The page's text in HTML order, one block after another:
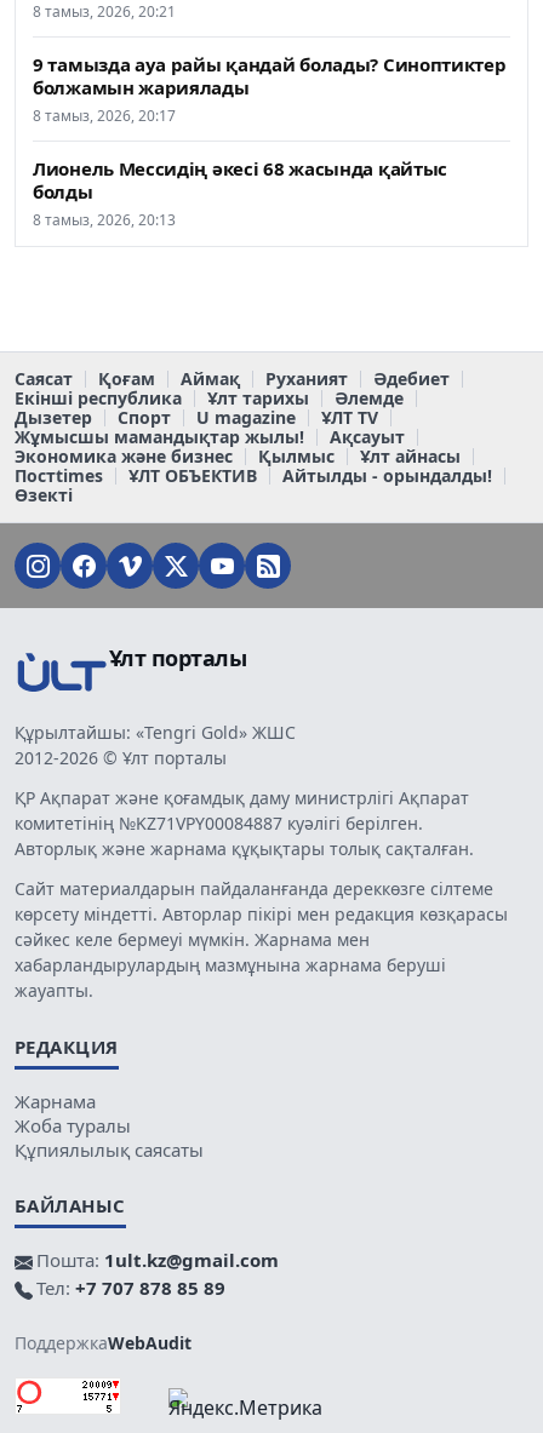
8 тамыз, 2026, 20:21
9 тамызда ауа райы қандай болады? Синоптиктер
болжамын жариялады
8 тамыз, 2026, 20:17
Лионель Мессидің әкесі 68 жасында қайтыс
болды
8 тамыз, 2026, 20:13
Саясат Қоғам Аймақ Руханият
Әдебиет
Екінші республика
Ұлт тарихы
Әлемде
Дызетер
Спорт U magazine
ҰЛТ TV
Жұмысшы мамандықтар жылы!
Ақсауыт
Экономика және бизнес
Қылмыс
Ұлт айнасы
Постtimes
ҰЛТ ОБЪЕКТИВ
Айтылды - орындалды!
Өзекті
Ұлт порталы
Құрылтайшы: «Tengri Gold» ЖШС
2012-2026 © Ұлт порталы
ҚР Ақпарат және қоғамдық даму министрлігі Ақпарат
комитетінің №KZ71VPY00084887 куәлігі берілген.
Авторлық және жарнама құқықтары толық сақталған.
Сайт материалдарын пайдаланғанда дереккөзге сілтеме
көрсету міндетті. Авторлар пікірі мен редакция көзқарасы
сәйкес келе бермеуі мүмкін. Жарнама мен
хабарландырулардың мазмұнына жарнама беруші
жауапты.
РЕДАКЦИЯ
Жарнама
Жоба туралы
Құпиялылық саясаты
БАЙЛАНЫС
Пошта: 1ult.kz@gmail.com
Тел: +7 707 878 85 89
ПоддержкаWebAudit